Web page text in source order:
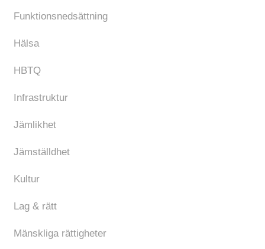
Funktionsnedsättning
Hälsa
HBTQ
Infrastruktur
Jämlikhet
Jämställdhet
Kultur
Lag & rätt
Mänskliga rättigheter